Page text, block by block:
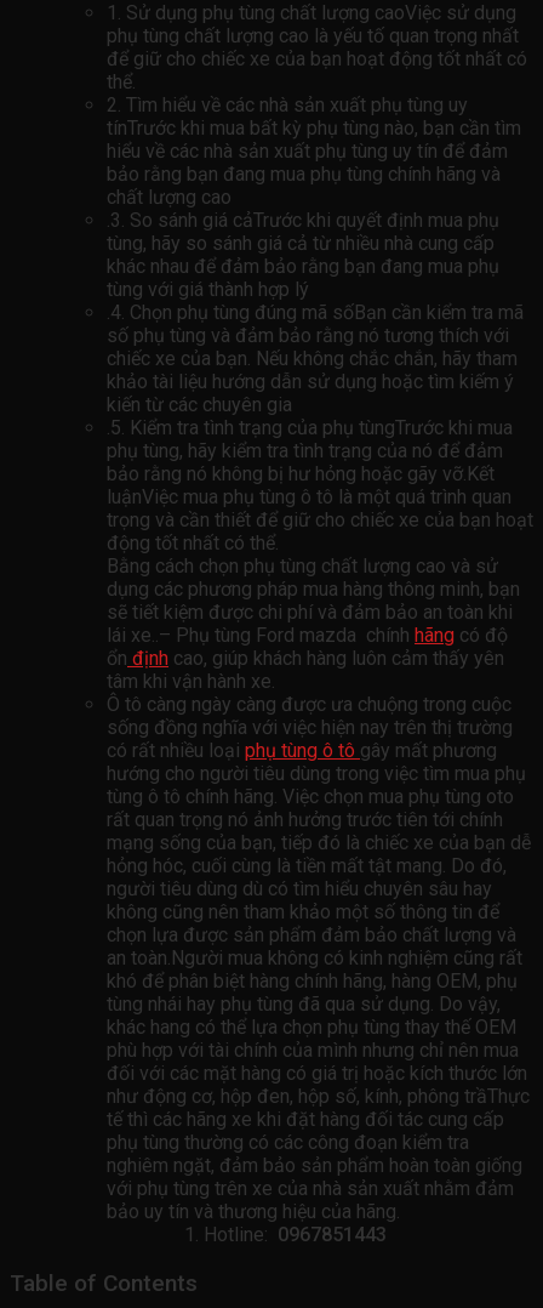
1. Sử dụng phụ tùng chất lượng caoViệc sử dụng
phụ tùng chất lượng cao là yếu tố quan trọng nhất
để giữ cho chiếc xe của bạn hoạt động tốt nhất có
thể.
2. Tìm hiểu về các nhà sản xuất phụ tùng uy
tínTrước khi mua bất kỳ phụ tùng nào, bạn cần tìm
hiểu về các nhà sản xuất phụ tùng uy tín để đảm
bảo rằng bạn đang mua phụ tùng chính hãng và
chất lượng cao
.3. So sánh giá cảTrước khi quyết định mua phụ
tùng, hãy so sánh giá cả từ nhiều nhà cung cấp
khác nhau để đảm bảo rằng bạn đang mua phụ
tùng với giá thành hợp lý
.4. Chọn phụ tùng đúng mã sốBạn cần kiểm tra mã
số phụ tùng và đảm bảo rằng nó tương thích với
chiếc xe của bạn. Nếu không chắc chắn, hãy tham
khảo tài liệu hướng dẫn sử dụng hoặc tìm kiếm ý
kiến ​​từ các chuyên gia
.5. Kiểm tra tình trạng của phụ tùngTrước khi mua
phụ tùng, hãy kiểm tra tình trạng của nó để đảm
bảo rằng nó không bị hư hỏng hoặc gãy vỡ.Kết
luậnViệc mua phụ tùng ô tô là một quá trình quan
trọng và cần thiết để giữ cho chiếc xe của bạn hoạt
động tốt nhất có thể.
Bằng cách chọn phụ tùng chất lượng cao và sử
dụng các phương pháp mua hàng thông minh, bạn
sẽ tiết kiệm được chi phí và đảm bảo an toàn khi
lái xe..– Phụ tùng Ford mazda chính hãng có độ
ổn định cao, giúp khách hàng luôn cảm thấy yên
tâm khi vận hành xe.
Ô tô càng ngày càng được ưa chuộng trong cuộc
sống đồng nghĩa với việc hiện nay trên thị trường
có rất nhiều loại phụ tùng ô tô gây mất phương
hướng cho người tiêu dùng trong việc tìm mua phụ
tùng ô tô chính hãng. Việc chọn mua phụ tùng oto
rất quan trọng nó ảnh hưởng trước tiên tới chính
mạng sống của bạn, tiếp đó là chiếc xe của bạn dễ
hỏng hóc, cuối cùng là tiền mất tật mang. Do đó,
người tiêu dùng dù có tìm hiểu chuyên sâu hay
không cũng nên tham khảo một số thông tin để
chọn lựa được sản phẩm đảm bảo chất lượng và
an toàn.Người mua không có kinh nghiệm cũng rất
khó để phân biệt hàng chính hãng, hàng OEM, phụ
tùng nhái hay phụ tùng đã qua sử dụng. Do vậy,
khác hang có thể lựa chọn phụ tùng thay thế OEM
phù hợp với tài chính của mình nhưng chỉ nên mua
đối với các mặt hàng có giá trị hoặc kích thước lớn
như động cơ, hộp đen, hộp số, kính, phông trầThực
tế thì các hãng xe khi đặt hàng đối tác cung cấp
phụ tùng thường có các công đoạn kiểm tra
nghiêm ngặt, đảm bảo sản phẩm hoàn toàn giống
với phụ tùng trên xe của nhà sản xuất nhằm đảm
bảo uy tín và thương hiệu của hãng.
Hotline: 0967851443
Table of Contents